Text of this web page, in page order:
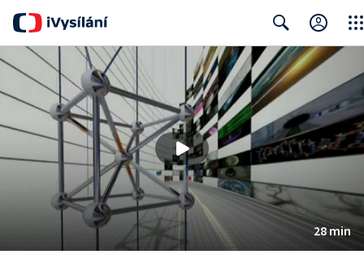
Search
28 min